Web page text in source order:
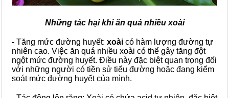
Những tác hại khi ăn quá nhiều xoài
- Tăng mức đường huyết: xoài có hàm lượng đường tự
nhiên cao. Việc ăn quá nhiều xoài có thể gây tăng đột
ngột mức đường huyết. Điều này đặc biệt quan trọng đối
với những người có tiền sử tiểu đường hoặc đang kiểm
soát mức đường huyết của mình.